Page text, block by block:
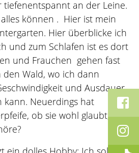
tiefenentspannt an der Leine.
können . Hier ist mein
Hier überblicke ich
und zum Schlafen ist es dort
und Frauchen gehen fast
Wald, wo ich dann
und Ausdauer
kann. Neuerdings hat
ob sie wohl glaubt, dass